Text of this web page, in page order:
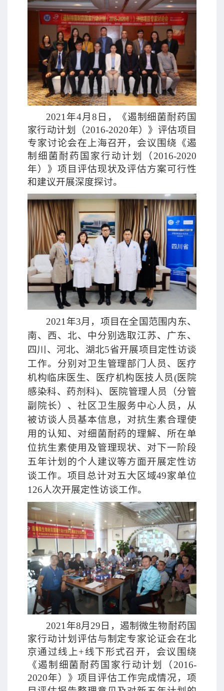
2021年4月8日，《遏制细菌耐药国
家行动计划（2016-2020年）》评估项目
专家讨论会在上海召开，会议围绕《遏
制细菌耐药国家行动计划（2016-2020
年）》项目评估现状及评估方案可行性
和建议开展深度探讨。
2021年3月，项目在全国范围内东、
南、西、北、中分别选取江苏、广东、
四川、河北、湖北5省开展项目定性访谈
工作。分别对卫生管理部门人员、医疗
机构临床医生、医疗机构医技人员(医院
感染科、药剂科)、医院管理人员（分管
副院长）、社区卫生服务中心人员，从
被访谈人员基本信息，对抗生素合理使
用的认知、对细菌耐药的理解、所在单
位抗生素使用及管理现状、对下一阶段
五年计划的个人建议等方面开展定性访
谈工作。项目总计对五大区域49家单位
126人次开展定性访谈工作。
2021年8月29日，遏制微生物耐药国
家行动计划评估与制定专家论证会在北
京通过线上+线下形式召开，会议围绕
《遏制细菌耐药国家行动计划（2016-
2020年）》项目评估工作完成情况，项